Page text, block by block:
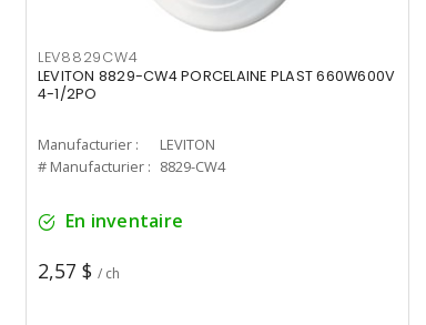
LEV8829CW4
LEVITON 8829-CW4 PORCELAINE PLAST 660W600V
4-1/2PO
Manufacturier :
LEVITON
# Manufacturier : 8829-CW4
En inventaire
2,57 $ / ch